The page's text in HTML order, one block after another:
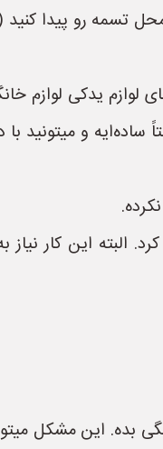
تسمه رو پیدا
یدکی لوازم
و میتونید
این کار نیاز
بده. این مشکل